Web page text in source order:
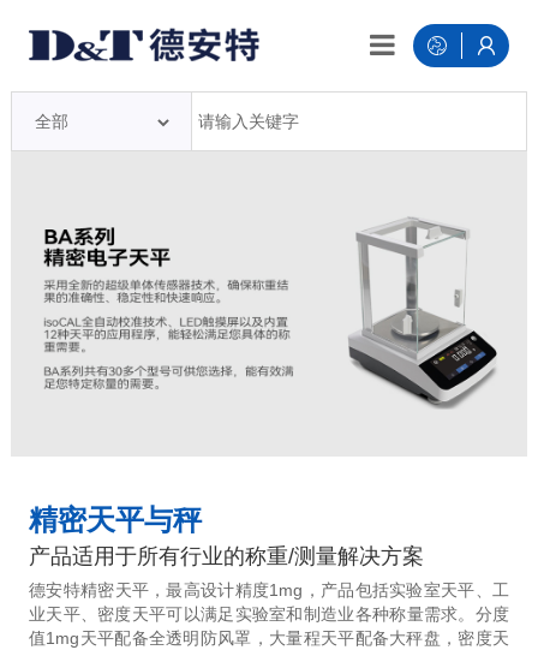
精密天平与秤
产品适用于所有行业的称重/测量解决方案
德安特精密天平，最高设计精度1mg，产品包括实验室天平、工
业天平、密度天平可以满足实验室和制造业各种称量需求。分度
值1mg天平配备全透明防风罩，大量程天平配备大秤盘，密度天